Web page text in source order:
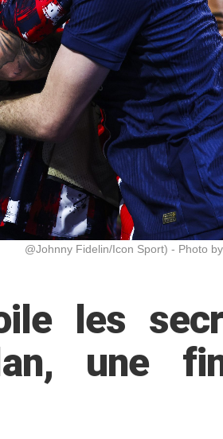
@Johnny Fidelin/Icon Sport) - Photo
les
une